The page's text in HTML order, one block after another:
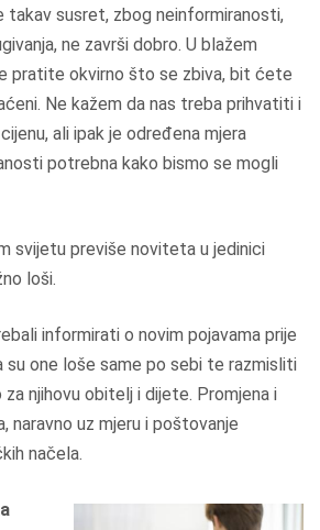
takav susret, zbog neinformiranosti,
ne završi dobro. U blažem
pratite okvirno što se zbiva, bit ćete
Ne kažem da nas treba prihvatiti i
ali ipak je određena mjera
potrebna kako bismo se mogli
svijetu previše noviteta u jedinici
loši.
informirati o novim pojavama prije
su one loše same po sebi te razmisliti
za njihovu obitelj i dijete. Promjena i
naravno uz mjeru i poštovanje
načela.